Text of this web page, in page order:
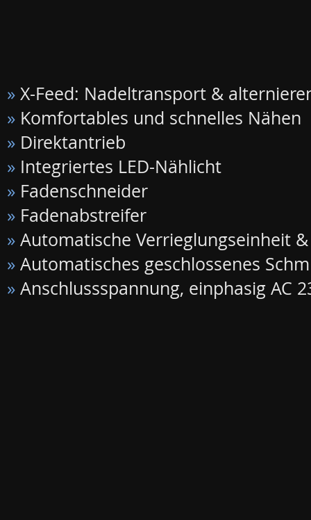
» X-Feed: Nadeltransport &
» Komfortables und schnelles Nähen
» Direktantrieb
» Integriertes LED-Nählicht
» Fadenschneider
» Fadenabstreifer
» Automatische Verrieglungseinheit
» Automatisches geschlossenes
» Anschlussspannung, einphasig AC